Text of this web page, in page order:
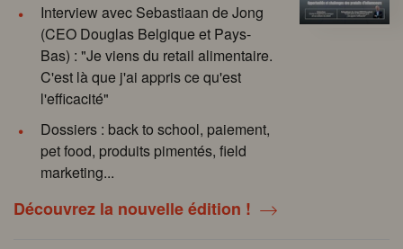
Interview avec Sebastiaan de Jong
(CEO Douglas Belgique et Pays-
Bas) : "Je viens du retail alimentaire.
C'est là que j'ai appris ce qu'est
l'efficacité"
Dossiers : back to school, paiement,
pet food, produits pimentés, field
marketing...
Découvrez la nouvelle édition !